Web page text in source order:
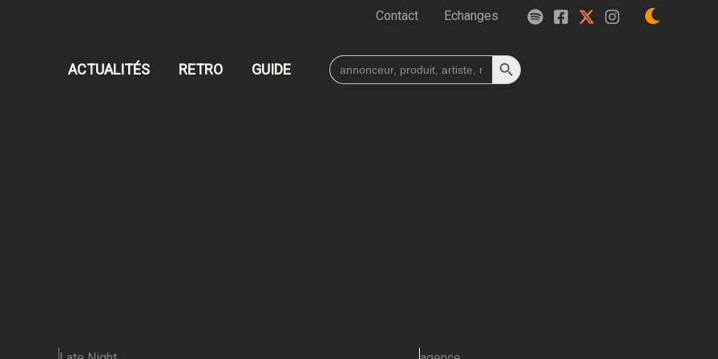
Contact Echanges
ACTUALITÉS RETRO GUIDE
Search
for:
Search Button